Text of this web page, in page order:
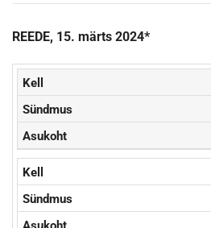
REEDE, 15. märts 2024*